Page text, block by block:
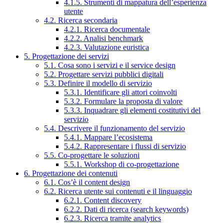
4.1.5. Strumenti di mappatura dell’esperienza
utente
4.2. Ricerca secondaria
4.2.1. Ricerca documentale
4.2.2. Analisi benchmark
4.2.3. Valutazione euristica
5. Progettazione dei servizi
5.1. Cosa sono i servizi e il service design
5.2. Progettare servizi pubblici digitali
5.3. Definire il modello di servizio
5.3.1. Identificare gli attori coinvolti
5.3.2. Formulare la proposta di valore
5.3.3. Inquadrare gli elementi costitutivi del
servizio
5.4. Descrivere il funzionamento del servizio
5.4.1. Mappare l’ecosistema
5.4.2. Rappresentare i flussi di servizio
5.5. Co-progettare le soluzioni
5.5.1. Workshop di co-progettazione
6. Progettazione dei contenuti
6.1. Cos’è il content design
6.2. Ricerca utente sui contenuti e il linguaggio
6.2.1. Content discovery
6.2.2. Dati di ricerca (search keywords)
6.2.3. Ricerca tramite analytics